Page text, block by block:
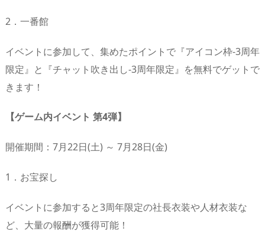
2．一番館
イベントに参加して、集めたポイントで『アイコン枠-3周年
限定』と『チャット吹き出し-3周年限定』を無料でゲットで
きます！
【ゲーム内イベント 第4弾】
開催期間：7月22日(土) ～ 7月28日(金)
1．お宝探し
イベントに参加すると3周年限定の社長衣装や人材衣装な
ど、大量の報酬が獲得可能！